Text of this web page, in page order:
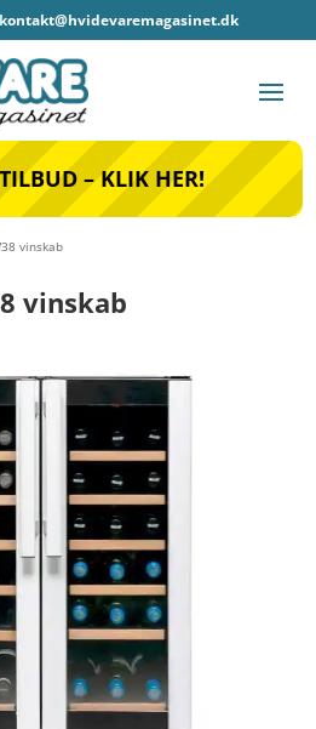
kontakt@hvidevaremagasinet.dk
– KLIK HER!
vinskab
vinskab